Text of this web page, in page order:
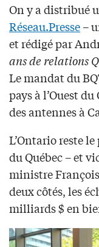
On y a distribué
Réseau.Presse–
et rédigé par
ans de relations
Le mandat du
pays à l’Ouest
des antennes à
L’Ontario reste
du Québec – et
ministre
deux côtés, les
milliards $ en